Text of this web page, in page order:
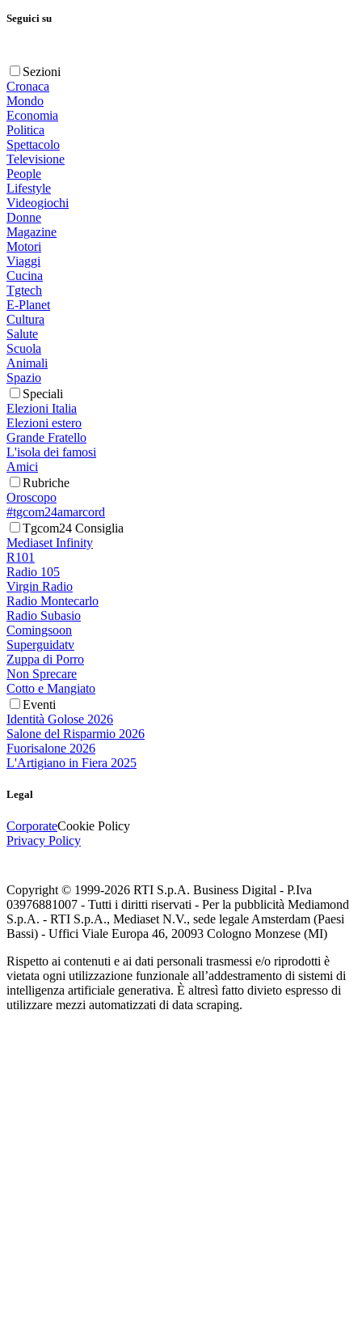
Seguici su
Sezioni
Cronaca
Mondo
Economia
Politica
Spettacolo
Televisione
People
Lifestyle
Videogiochi
Donne
Magazine
Motori
Viaggi
Cucina
Tgtech
E-Planet
Cultura
Salute
Scuola
Animali
Spazio
Speciali
Elezioni Italia
Elezioni estero
Grande Fratello
L'isola dei famosi
Amici
Rubriche
Oroscopo
#tgcom24amarcord
Tgcom24 Consiglia
Mediaset Infinity
R101
Radio 105
Virgin Radio
Radio Montecarlo
Radio Subasio
Comingsoon
Superguidatv
Zuppa di Porro
Non Sprecare
Cotto e Mangiato
Eventi
Identità Golose 2026
Salone del Risparmio 2026
Fuorisalone 2026
L'Artigiano in Fiera 2025
Legal
CorporateCookie Policy
Privacy Policy
Copyright © 1999-2026 RTI S.p.A. Business Digital - P.Iva
03976881007 - Tutti i diritti riservati - Per la pubblicità Mediamond
S.p.A. - RTI S.p.A., Mediaset N.V., sede legale Amsterdam (Paesi
Bassi) - Uffici Viale Europa 46, 20093 Cologno Monzese (MI)
Rispetto ai contenuti e ai dati personali trasmessi e/o riprodotti è
vietata ogni utilizzazione funzionale all’addestramento di sistemi di
intelligenza artificiale generativa. È altresì fatto divieto espresso di
utilizzare mezzi automatizzati di data scraping.